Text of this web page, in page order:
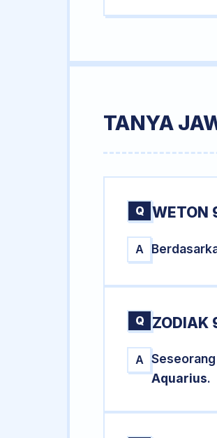
TANYA
Q WETON
A
Q ZODIAK
A
Aquarius.